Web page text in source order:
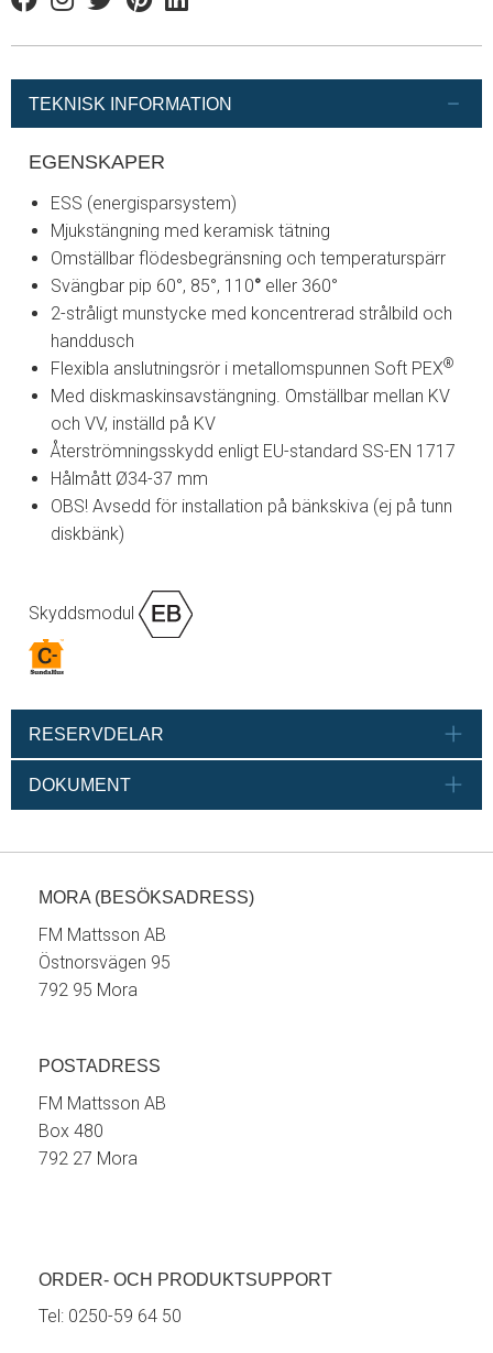
FacebookInstagram
TwitterPinterestLinkedin
TEKNISK INFORMATION
EGENSKAPER
ESS (energisparsystem)
Mjukstängning med keramisk tätning
Omställbar flödesbegränsning och temperaturspärr
Svängbar pip 60°, 85°, 110° eller 360°
2-stråligt munstycke med koncentrerad strålbild och
handdusch
Flexibla anslutningsrör i metallomspunnen Soft PEX®
Med diskmaskinsavstängning. Omställbar mellan KV
och VV, inställd på KV
Återströmningsskydd enligt EU-standard SS-EN 1717
Hålmått Ø34-37 mm
OBS! Avsedd för installation på bänkskiva (ej på tunn
diskbänk)
Skyddsmodul
RESERVDELAR
DOKUMENT
MORA (BESÖKSADRESS)
FM Mattsson AB
Östnorsvägen 95
792 95 Mora
POSTADRESS
FM Mattsson AB
Box 480
792 27 Mora
ORDER- OCH PRODUKTSUPPORT
Tel: 0250-59 64 50